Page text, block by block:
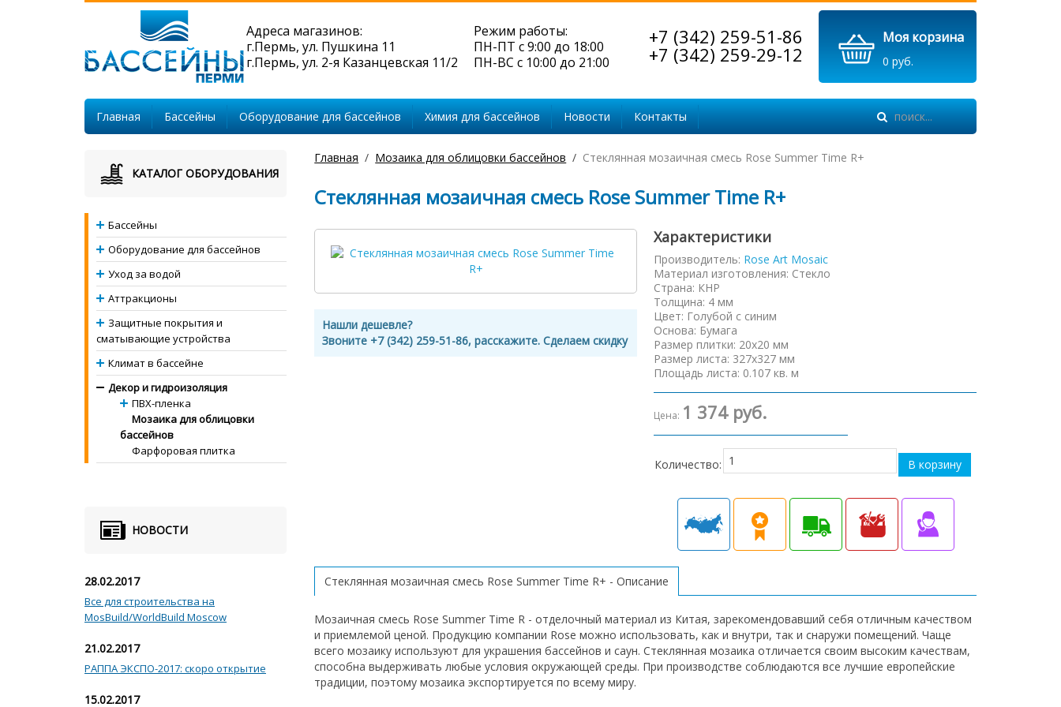
Моя корзина
0 руб.
+7 (342) 259-51-86
+7 (342) 259-29-12
Режим работы:
ПН-ПТ с 9:00 до 18:00
ПН-ВС с 10:00 до 21:00
Адреса магазинов:
г.Пермь, ул. Пушкина 11
г.Пермь, ул. 2-я Казанцевская 11/2
Главная Бассейны Оборудование для бассейнов Химия для бассейнов Новости Контакты
Главная Мозаика для облицовки бассейнов Стеклянная мозаичная смесь Rose Summer Time R+
Стеклянная мозаичная смесь Rose Summer Time R+
Нашли дешевле?
Звоните +7 (342) 259-51-86, расскажите. Сделаем скидку
Характеристики
Производитель: Rose Art Mosaic
Материал изготовления: Стекло
Страна: КНР
Толщина: 4 мм
Цвет: Голубой с синим
Основа: Бумага
Размер плитки: 20х20 мм
Размер листа: 327х327 мм
Площадь листа: 0.107 кв. м
Цена: 1 374 руб.
Количество:
Стеклянная мозаичная смесь Rose Summer Time R+ - Описание
Мозаичная смесь Rose Summer Time R - отделочный материал из Китая, зарекомендовавший себя отличным качеством
и приемлемой ценой. Продукцию компании Rose можно использовать, как и внутри, так и снаружи помещений. Чаще
всего мозаику используют для украшения бассейнов и саун. Стеклянная мозаика отличается своим высоким качествам,
способна выдерживать любые условия окружающей среды. При производстве соблюдаются все лучшие европейские
традиции, поэтому мозаика экспортируется по всему миру.
КАТАЛОГ ОБОРУДОВАНИЯ
Бассейны
Оборудование для бассейнов
Уход за водой
Аттракционы
Защитные покрытия и
сматывающие устройства
Климат в бассейне
Декор и гидроизоляция
ПВХ-пленка
Мозаика для облицовки
бассейнов
Фарфоровая плитка
НОВОСТИ
28.02.2017
Все для строительства на
MosBuild/WorldBuild Moscow
21.02.2017
РАППА ЭКСПО-2017: скоро открытие
15.02.2017